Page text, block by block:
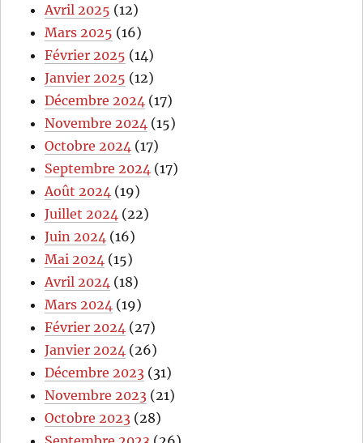
Avril 2025 (12)
Mars 2025 (16)
Février 2025 (14)
Janvier 2025 (12)
Décembre 2024 (17)
Novembre 2024 (15)
Octobre 2024 (17)
Septembre 2024 (17)
Août 2024 (19)
Juillet 2024 (22)
Juin 2024 (16)
Mai 2024 (15)
Avril 2024 (18)
Mars 2024 (19)
Février 2024 (27)
Janvier 2024 (26)
Décembre 2023 (31)
Novembre 2023 (21)
Octobre 2023 (28)